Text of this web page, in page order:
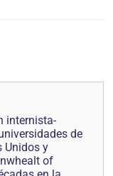
internista-
de
Unidos y
of